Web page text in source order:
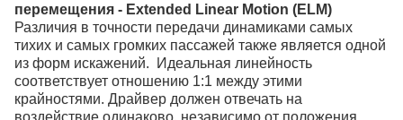
перемещения - Extended Linear Motion (ELM)
Различия в точности передачи динамиками самых
тихих и самых громких пассажей также является одной
из форм искажений. Идеальная линейность
соответствует отношению 1:1 между этими
крайностями. Драйвер должен отвечать на
воздействие одинаково, независимо от положения